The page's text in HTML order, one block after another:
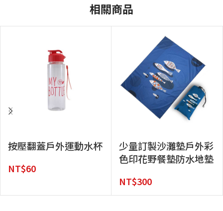
相關商品
按壓翻蓋戶外運動水杯
NT$60
少量訂製沙灘墊戶外彩
色印花野餐墊防水地墊
NT$300